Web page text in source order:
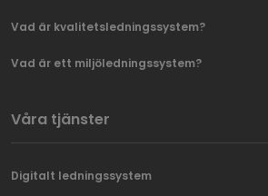
Vad är kvalitetsledningssystem?
Vad är ett miljöledningssystem?
Våra tjänster
Digitalt ledningssystem